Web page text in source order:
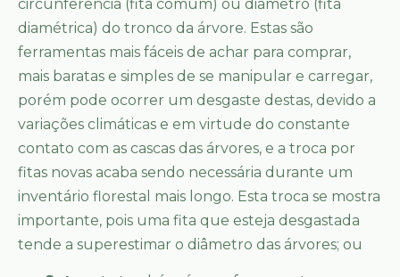
circunferência (fita comum) ou diâmetro (fita
diamétrica) do tronco da árvore. Estas são
ferramentas mais fáceis de achar para comprar,
mais baratas e simples de se manipular e carregar,
porém pode ocorrer um desgaste destas, devido a
variações climáticas e em virtude do constante
contato com as cascas das árvores, e a troca por
fitas novas acaba sendo necessária durante um
inventário florestal mais longo. Esta troca se mostra
importante, pois uma fita que esteja desgastada
tende a superestimar o diâmetro das árvores; ou